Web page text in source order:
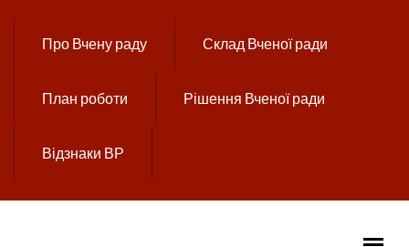
Про Вчену раду Склад Вченої ради
План роботи Рішення Вченої ради
Відзнаки ВР